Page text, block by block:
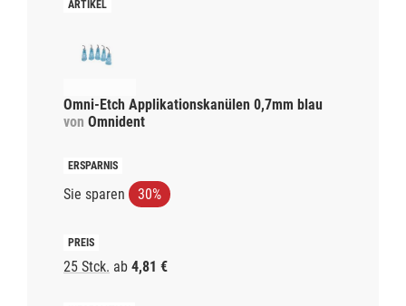
Omni-Etch Applikationskanülen 0,7mm blau
von Omnident
Sie sparen 30%
25 Stck. ab 4,81 €